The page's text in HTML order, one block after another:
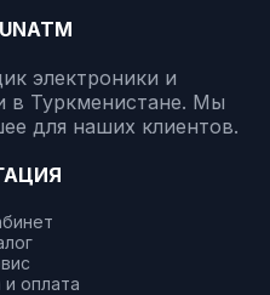
электроники и
в Туркменистане. Мы
для наших клиентов.
оплата